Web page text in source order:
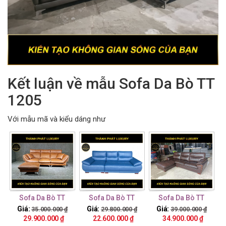
Kết luận về mẫu Sofa Da Bò TT
1205
Với mẫu mã và kiểu dáng như
Sofa Da Bò TT
1201
Giá: 35.000.000₫
29.900.000₫
Sofa Da Bò TT
12010
Giá: 29.800.000₫
22.600.000₫
Sofa Da Bò TT
12011
Giá: 39.000.000₫
34.900.000₫